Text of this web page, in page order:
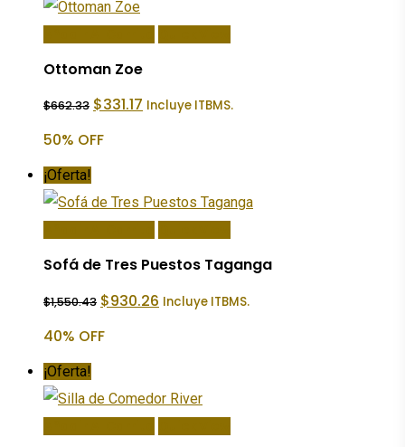
Ottoman Zoe
$662.33 El
precio
era:
$331.17 El
precio
Incluye ITBMS.
50% OFF
¡Oferta!
Sofá de Tres Puestos Taganga
$1,550.43 El
precio
era:
$930.26 El
precio
Incluye ITBMS.
40% OFF
¡Oferta!